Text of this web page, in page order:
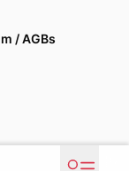
/ AGBs